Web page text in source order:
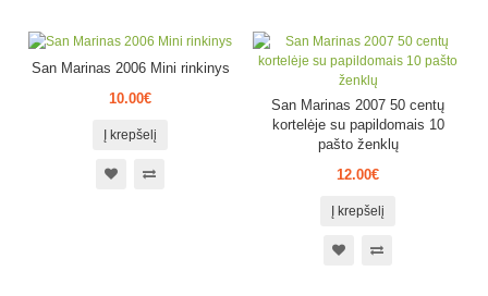
San Marinas 2006 Mini rinkinys
10.00€
Į krepšelį
San Marinas 2007 50 centų
kortelėje su papildomais 10
pašto ženklų
12.00€
Į krepšelį